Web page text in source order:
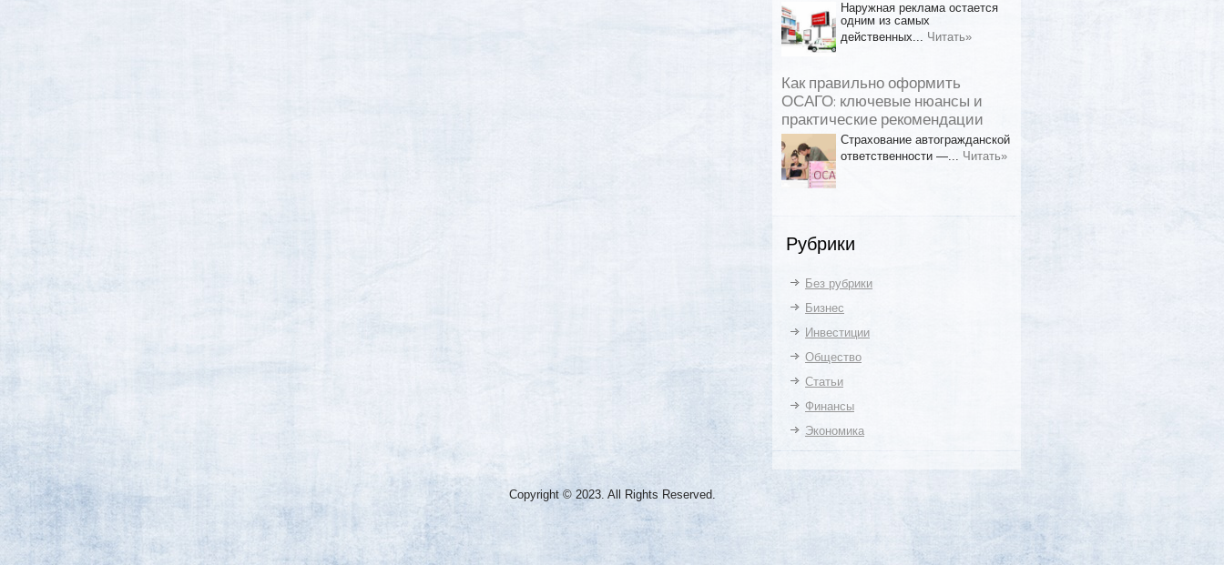
Наружная реклама остается
одним из самых
действенных... Читать»
Как правильно оформить
ОСАГО: ключевые нюансы и
практические рекомендации
Страхование автогражданской
ответственности —... Читать»
Рубрики
Без рубрики
Бизнес
Инвестиции
Общество
Статьи
Финансы
Экономика
Copyright © 2023. All Rights Reserved.